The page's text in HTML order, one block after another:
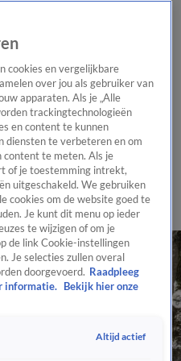
Het beste van Hart
Tip de
Tip de redactiePanelVideo's
cookies en vergelijkbare
over jou als gebruiker van
apparaten. Als je „Alle
trackingtechnologieën
en content te kunnen
diensten te verbeteren en om
te meten. Als je
of je toestemming intrekt,
uitgeschakeld. We gebruiken
cookies om de website goed te
Je kunt dit menu op ieder
te wijzigen of om je
de link Cookie-instellingen
Je selecties zullen overal
doorgevoerd. Raadpleeg
informatie.
Bekijk hier onze
Altijd actief